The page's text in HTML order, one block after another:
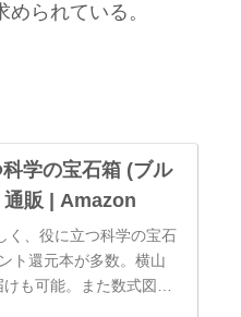
られている。
学の宝石箱 (ブル
通販 | Amazon
く、役に立つ科学の宝石
ト還元本が多数。横山
も可能。また数式図鑑